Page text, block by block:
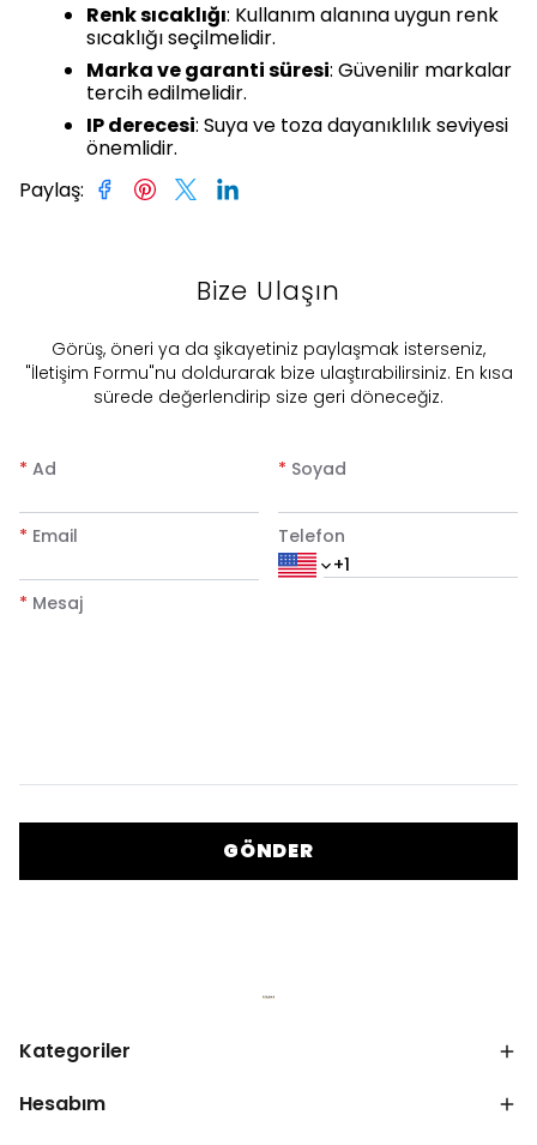
Renk sıcaklığı: Kullanım alanına uygun renk
sıcaklığı seçilmelidir.
Marka ve garanti süresi: Güvenilir markalar
tercih edilmelidir.
IP derecesi: Suya ve toza dayanıklılık seviyesi
önemlidir.
Paylaş:
Bize Ulaşın
​Görüş, öneri ya da şikayetiniz paylaşmak isterseniz,
"İletişim Formu"nu doldurarak bize ulaştırabilirsiniz. En kısa
sürede değerlendirip size geri döneceğiz.
* Ad * Soyad
* Email Telefon
* Mesaj
GÖNDER
Kategoriler
Hesabım